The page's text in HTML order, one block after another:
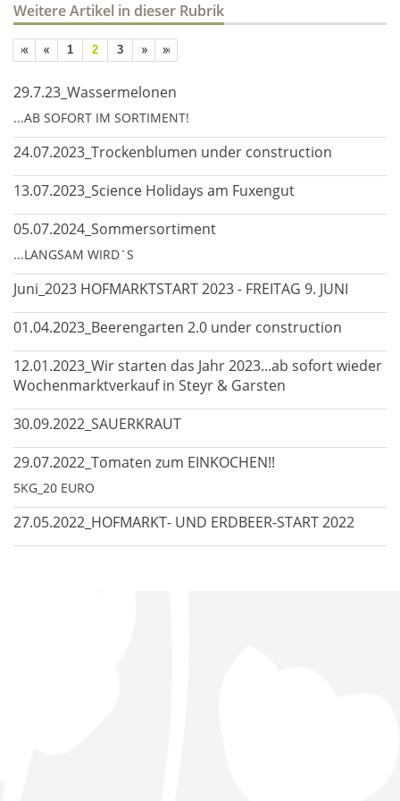
Weitere Artikel in dieser Rubrik
1 2 3
29.7.23_Wassermelonen
...AB SOFORT IM SORTIMENT!
24.07.2023_Trockenblumen under construction
13.07.2023_Science Holidays am Fuxengut
05.07.2024_Sommersortiment
...LANGSAM WIRD´S
Juni_2023 HOFMARKTSTART 2023 - FREITAG 9. JUNI
01.04.2023_Beerengarten 2.0 under construction
12.01.2023_Wir starten das Jahr 2023...ab sofort wieder
Wochenmarktverkauf in Steyr & Garsten
30.09.2022_SAUERKRAUT
29.07.2022_Tomaten zum EINKOCHEN!!
5KG_20 EURO
27.05.2022_HOFMARKT- UND ERDBEER-START 2022